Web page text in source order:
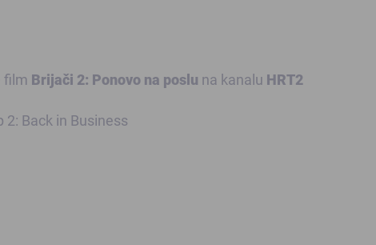
film Brijači 2: Ponovo na poslu na kanalu HRT2
2: Back in Business